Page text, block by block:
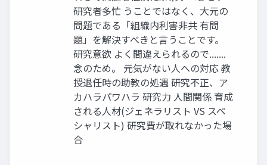
研究者多忙 うことではなく、⼤元の
問題である「組織内利害⾮共 有問
題」を解決すべきと⾔うことです。
研究意欲 よく間違えられるので.......
念のため。 元気がない⼈への対応 教
授退任時の助教の処遇 研究不正、ア
カハラパワハラ 研究⼒ ⼈間関係 育成
される⼈材(ジェネラリスト VS スペ
シャリスト) 研究費が取れなかった場
合